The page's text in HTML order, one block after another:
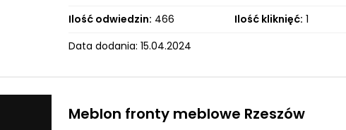
Ilość odwiedzin: 466 Ilość kliknięć: 1
Data dodania: 15.04.2024
Meblon fronty meblowe Rzeszów